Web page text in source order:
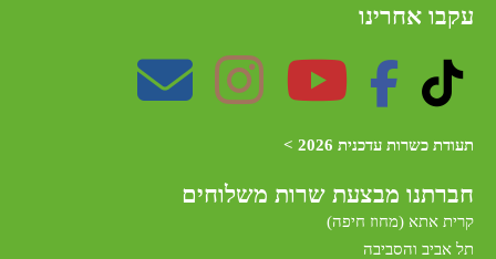
עקבו אחרינו
תעודת כשרות עדכנית 2026 >
חברתנו מבצעת שרות משלוחים
קרית אתא (מחוז חיפה)
תל אביב והסביבה